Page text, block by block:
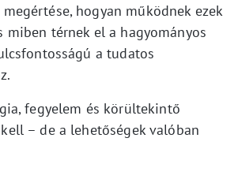
hogyan működnek ezek
miben térnek el a hagyományos
a tudatos
fegyelem és körültekintő
– de a lehetőségek valóban